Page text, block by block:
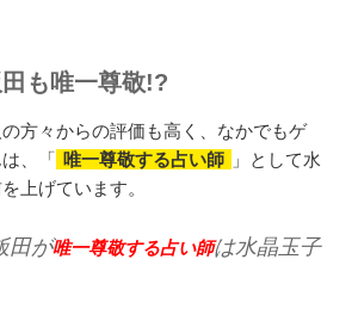
も唯一尊敬!?
方々からの評価も高く、なかでもゲ
、「 唯一尊敬する占い師
」として水
上げています。
田が唯一尊敬する占い師は水晶玉子